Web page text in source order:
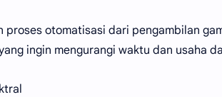
proses otomatisasi dari pengambilan
ingin mengurangi waktu dan usaha